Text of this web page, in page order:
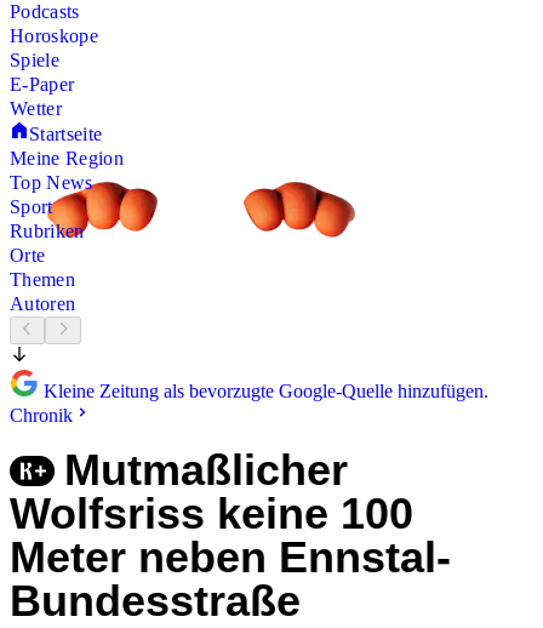
Podcasts
Horoskope
Spiele
E-Paper
Wetter
Startseite
Meine Region
Top News
Sport
Rubriken
Orte
Themen
Autoren
Kleine Zeitung als bevorzugte Google-Quelle hinzufügen.
Chronik
Mutmaßlicher
Wolfsriss keine 100
Meter neben Ennstal-
Bundesstraße